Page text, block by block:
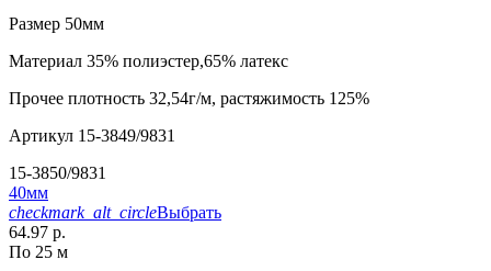
Размер 50мм
Материал 35% полиэстер,65% латекс
Прочее плотность 32,54г/м, растяжимость 125%
Артикул 15-3849/9831
15-3850/9831
40мм
checkmark_alt_circleВыбрать
64.97 р.
По 25 м